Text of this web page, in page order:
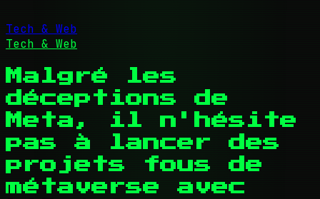
Tech & Web
Tech & Web
Malgré les
déceptions de
Meta, il n'hésite
pas à lancer des
projets fous de
métaverse avec